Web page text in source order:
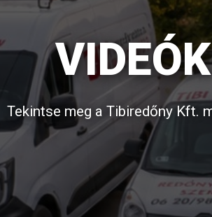
Tekintse meg a Tibiredőny Kft.